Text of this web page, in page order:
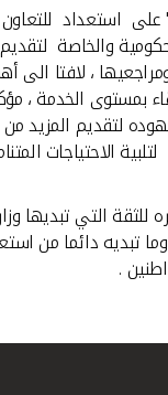
على استعداد
والخاصة
، لافتا الى
بمستوى الخدمة ،
لتقديم المزيد من
الاحتياجات
للثقة التي تبديها
تبديه دائما من
.